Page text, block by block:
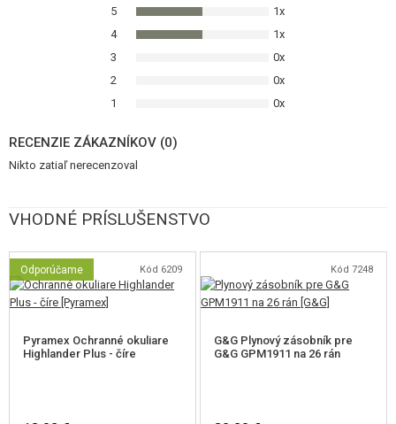
spracovania, pokročilú elektroniku, veľmi dobrý výkon vďaka & nbsp;
kvalitným vnútorným dielam & nbsp; a spoľahlivosť. Značka intenzívne
5
1x
4
1x
3
0x
2
0x
1
0x
RECENZIE ZÁKAZNÍKOV (0)
Nikto zatiaľ nerecenzoval
VHODNÉ PRÍSLUŠENSTVO
Odporúčame Kód 6209
Pyramex Ochranné okuliare
Highlander Plus - číre
Kód 7248
G&G Plynový zásobník pre
G&G GPM1911 na 26 rán